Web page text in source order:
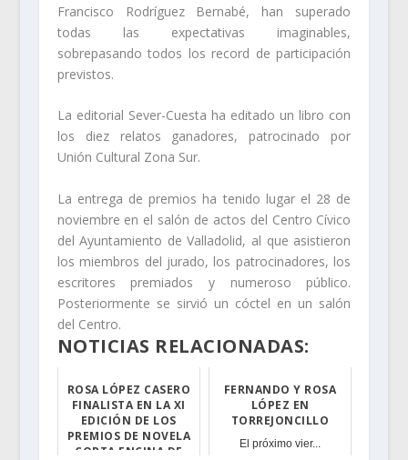
Francisco Rodríguez Bernabé, han superado
todas las expectativas imaginables,
sobrepasando todos los record de participación
previstos.
La editorial Sever-Cuesta ha editado un libro con
los diez relatos ganadores, patrocinado por
Unión Cultural Zona Sur.
La entrega de premios ha tenido lugar el 28 de
noviembre en el salón de actos del Centro Cívico
del Ayuntamiento de Valladolid, al que asistieron
los miembros del jurado, los patrocinadores, los
escritores premiados y numeroso público.
Posteriormente se sirvió un cóctel en un salón
del Centro.
NOTICIAS RELACIONADAS:
ROSA LÓPEZ CASERO
FINALISTA EN LA XI
EDICIÓN DE LOS
PREMIOS DE NOVELA
CORTA ENCINA DE
FERNANDO Y ROSA
LÓPEZ EN
TORREJONCILLO
El próximo vier...